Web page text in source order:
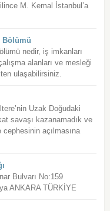
M. Kemal İstanbul’a
Bölümü
nedir, iş imkanları
alanları ve mesleği
ulaşabilirsiniz.
Uzak Doğudaki
savaşı kazanamadık ve
açılmasına
Bulvarı No:159
ANKARA TÜRKİYE